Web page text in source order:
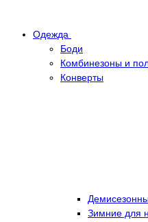
Одежда
Боди
Комбинезоны и
Конверты
Зимние для